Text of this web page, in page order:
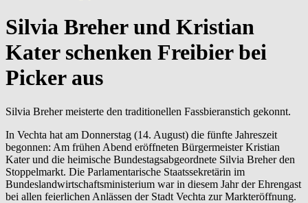
Silvia Breher und Kristian
Kater schenken Freibier bei
Picker aus
Silvia Breher meisterte den traditionellen Fassbieranstich gekonnt.
In Vechta hat am Donnerstag (14. August) die fünfte Jahreszeit
begonnen: Am frühen Abend eröffneten Bürgermeister Kristian
Kater und die heimische Bundestagsabgeordnete Silvia Breher den
Stoppelmarkt. Die Parlamentarische Staatssekretärin im
Bundeslandwirtschaftsministerium war in diesem Jahr der Ehrengast
bei allen feierlichen Anlässen der Stadt Vechta zur Markteröffnung.